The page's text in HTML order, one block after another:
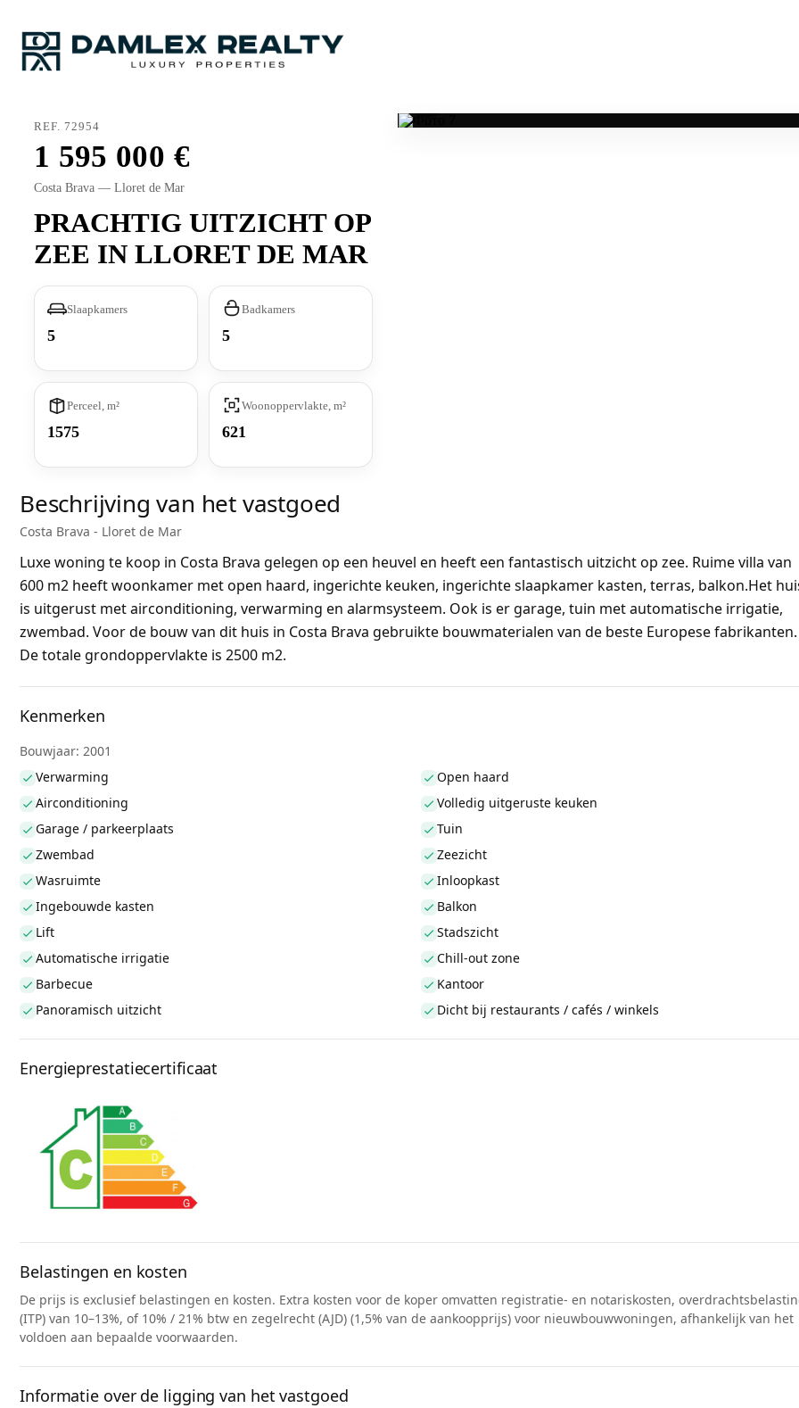
REF. 72954
1 595 000
Costa Brava — Lloret de Mar
PRACHTIG UITZICHT OP
ZEE IN LLORET DE MAR
Slaapkamers
5
Badkamers
5
Perceel, m²
1575
Woonoppervlakte, m²
621
Beschrijving van het vastgoed
Costa Brava - Lloret de Mar
Luxe woning te koop in Costa Brava gelegen op een heuvel en heeft een fantastisch uitzicht op zee. Ruime villa van
600 m2 heeft woonkamer met open haard, ingerichte keuken, ingerichte slaapkamer kasten, terras, balkon.Het
is uitgerust met airconditioning, verwarming en alarmsysteem. Ook is er garage, tuin met automatische irrigatie,
zwembad. Voor de bouw van dit huis in Costa Brava gebruikte bouwmaterialen van de beste Europese fabrikanten.
De totale grondoppervlakte is 2500 m2.
Kenmerken
Bouwjaar: 2001
Verwarming
Open haard
Airconditioning
Volledig uitgeruste keuken
Garage / parkeerplaats
Tuin
Zwembad
Zeezicht
Wasruimte
Inloopkast
Ingebouwde kasten
Balkon
Lift
Stadszicht
Automatische irrigatie
Chill-out zone
Barbecue
Kantoor
Panoramisch uitzicht
Dicht bij restaurants / cafés / winkels
Energieprestatiecertificaat
Belastingen en kosten
De prijs is exclusief belastingen en kosten. Extra kosten voor de koper omvatten registratie- en notariskosten,
(ITP) van 10–13%, of 10% / 21% btw en zegelrecht (AJD) (1,5% van de aankoopprijs) voor nieuwbouwwoningen, afhankelijk van het
voldoen aan bepaalde voorwaarden.
Informatie over de ligging van het vastgoed